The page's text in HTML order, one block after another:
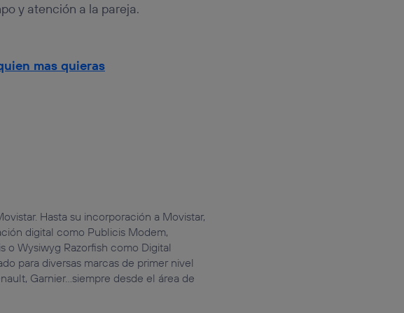
y atención a la pareja.
Hasta su incorporación a Movistar,
digital como Publicis Modem,
o Wysiwyg Razorfish como Digital
para diversas marcas de primer nivel
Garnier…siempre desde el área de